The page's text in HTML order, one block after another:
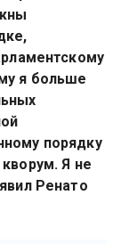
я больше
порядку
Я не
Ренато